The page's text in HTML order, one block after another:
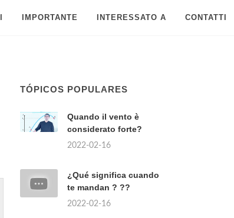
IMPORTANTE INTERESSATO A CONTATTI
TÓPICOS POPULARES
Quando il vento è
considerato forte?
2022-02-16
¿Qué significa cuando
te mandan ? ??
2022-02-16